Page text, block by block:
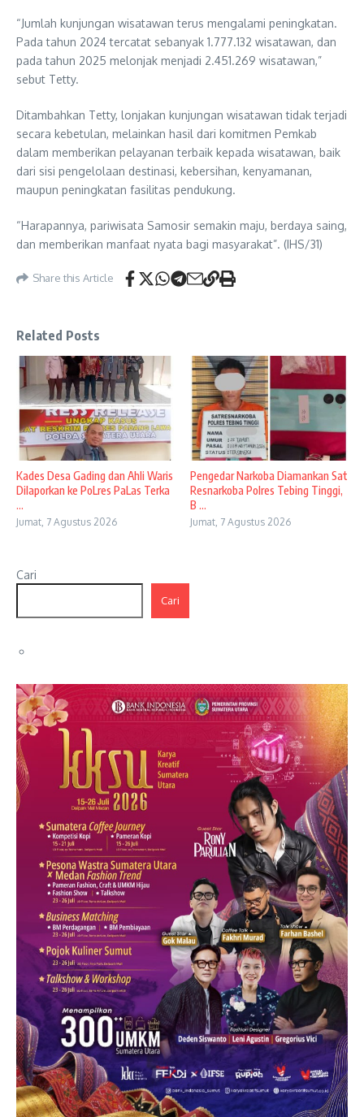
“Jumlah kunjungan wisatawan terus mengalami peningkatan.
Pada tahun 2024 tercatat sebanyak 1.777.132 wisatawan, dan
pada tahun 2025 melonjak menjadi 2.451.269 wisatawan,”
sebut Tetty.
Ditambahkan Tetty, lonjakan kunjungan wisatawan tidak terjadi
secara kebetulan, melainkan hasil dari komitmen Pemkab
dalam memberikan pelayanan terbaik kepada wisatawan, baik
dari sisi pengelolaan destinasi, kebersihan, kenyamanan,
maupun peningkatan fasilitas pendukung.
“Harapannya, pariwisata Samosir semakin maju, berdaya saing,
dan memberikan manfaat nyata bagi masyarakat”. (IHS/31)
Share this Article
Related Posts
Kades Desa Gading dan Ahli Waris
Dilaporkan ke PoLres PaLas Terka
...
Jumat, 7 Agustus 2026
Pengedar Narkoba Diamankan Sat
Resnarkoba Polres Tebing Tinggi,
B ...
Jumat, 7 Agustus 2026
Cari
Cari